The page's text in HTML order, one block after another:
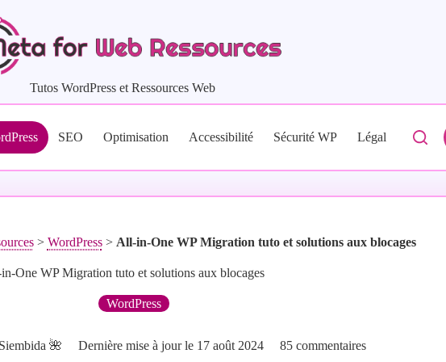
Tutos WordPress et Ressources Web
SEO Optimisation Accessibilité Sécurité WP Légal
> WordPress> All-in-One WP Migration tuto et solutions aux blocages
One WP Migration tuto et solutions aux blocages
WordPress
🌺 Dernière mise à jour le 17 août 2024 85 commentaires